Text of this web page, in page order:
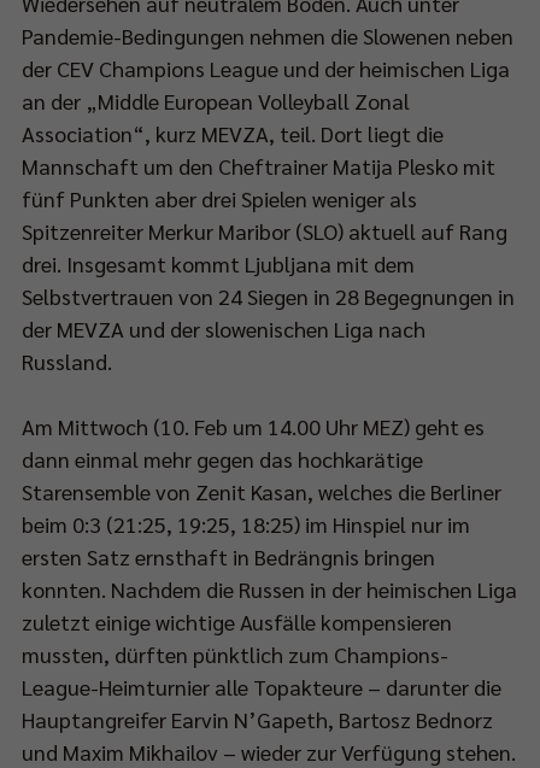
Pandemie-Bedingungen nehmen die Slowenen neben
der CEV Champions League und der heimischen Liga
an der „Middle European Volleyball Zonal
Association“, kurz MEVZA, teil. Dort liegt die
Mannschaft um den Cheftrainer Matija Plesko mit
fünf Punkten aber drei Spielen weniger als
Spitzenreiter Merkur Maribor (SLO) aktuell auf Rang
drei. Insgesamt kommt Ljubljana mit dem
Selbstvertrauen von 24 Siegen in 28 Begegnungen in
der MEVZA und der slowenischen Liga nach
Russland.
Am Mittwoch (10. Feb um 14.00 Uhr MEZ) geht es
dann einmal mehr gegen das hochkarätige
Starensemble von Zenit Kasan, welches die Berliner
beim 0:3 (21:25, 19:25, 18:25) im Hinspiel nur im
ersten Satz ernsthaft in Bedrängnis bringen
konnten. Nachdem die Russen in der heimischen Liga
zuletzt einige wichtige Ausfälle kompensieren
mussten, dürften pünktlich zum Champions-
League-Heimturnier alle Topakteure – darunter die
Hauptangreifer Earvin N’Gapeth, Bartosz Bednorz
und Maxim Mikhailov – wieder zur Verfügung stehen.